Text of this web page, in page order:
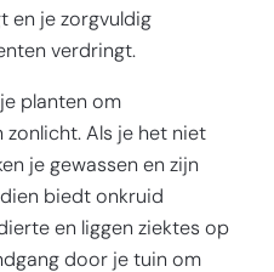
en je zorgvuldig
verdringt.
planten om
Als je het niet
je gewassen en zijn
biedt onkruid
en liggen ziektes op
door je tuin om